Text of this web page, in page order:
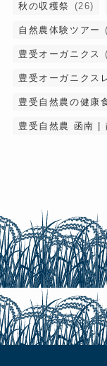
秋の収穫祭 (26)
自然農体験ツアー
豊受オーガニクス
豊受オーガニクス
豊受自然農の健康
豊受自然農 函南 |